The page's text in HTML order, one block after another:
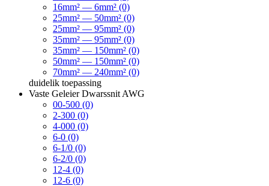
16mm² — 6mm² (0)
25mm² — 50mm² (0)
25mm² — 95mm² (0)
35mm² — 95mm² (0)
35mm² — 150mm² (0)
50mm² — 150mm² (0)
70mm² — 240mm² (0)
duidelik toepassing
Vaste Geleier Dwarssnit AWG
00-500 (0)
2-300 (0)
4-000 (0)
6-0 (0)
6-1/0 (0)
6-2/0 (0)
12-4 (0)
12-6 (0)